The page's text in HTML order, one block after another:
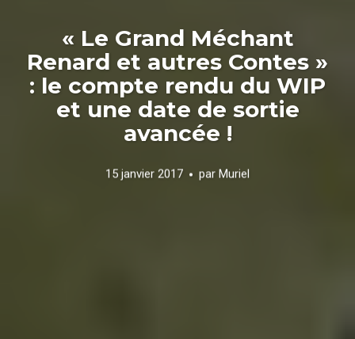
« Le Grand Méchant
Renard et autres Contes »
: le compte rendu du WIP
et une date de sortie
avancée !
15 janvier 2017 par Muriel